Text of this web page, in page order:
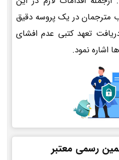
در یک پروسه دقیق
تعهد کتبی عدم افشای
اشاره نمود.
رسمی معتبر